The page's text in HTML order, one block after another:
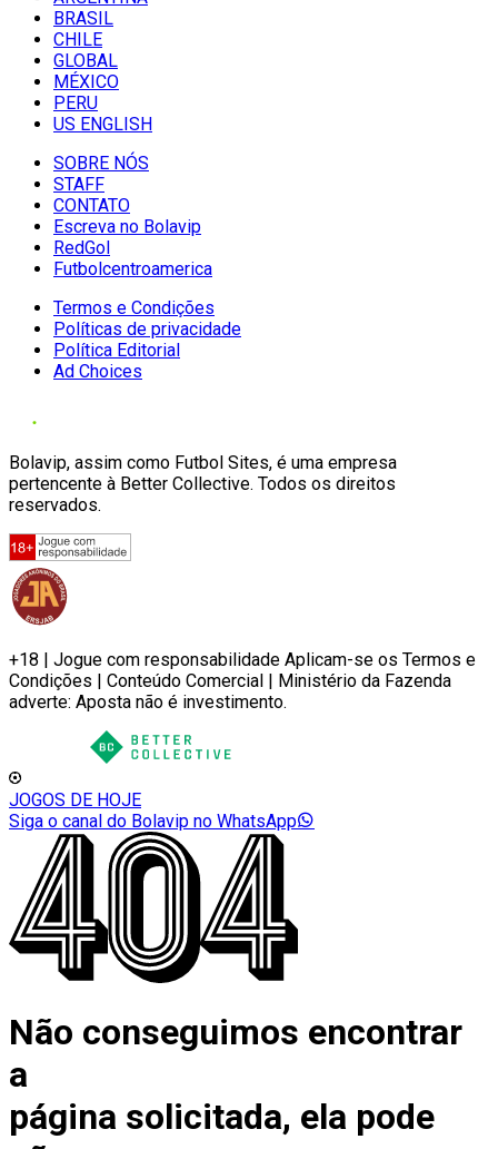
BRASIL
CHILE
GLOBAL
MÉXICO
PERU
US ENGLISH
SOBRE NÓS
STAFF
CONTATO
Escreva no Bolavip
RedGol
Futbolcentroamerica
Termos e Condições
Políticas de privacidade
Política Editorial
Ad Choices
Bolavip, assim como Futbol Sites, é uma empresa
pertencente à Better Collective. Todos os direitos
reservados.
+18 | Jogue com responsabilidade Aplicam-se os Termos e
Condições | Conteúdo Comercial | Ministério da Fazenda
adverte: Aposta não é investimento.
JOGOS DE HOJE
Siga o canal do Bolavip no WhatsApp
Não conseguimos encontrar
a
página solicitada, ela pode